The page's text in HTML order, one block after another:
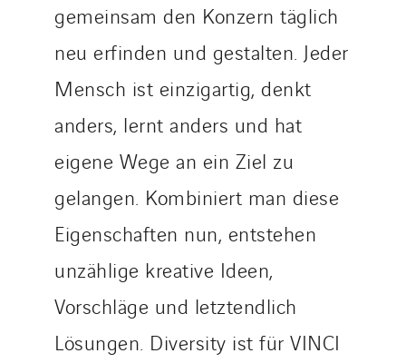
gemeinsam den Konzern täglich
neu erfinden und gestalten. Jeder
Mensch ist einzigartig, denkt
anders, lernt anders und hat
eigene Wege an ein Ziel zu
gelangen. Kombiniert man diese
Eigenschaften nun, entstehen
unzählige kreative Ideen,
Vorschläge und letztendlich
Lösungen. Diversity ist für VINCI
Tiab
Top Thermique
TranzCom
Tunzini Antilles
Tunzini Grand Ouest
Tunzini Maintenance Nucléaire
TUNZINI Nucléaire
Tunzini Paris
Tunzini Toulouse
Tunzini Troyes
Twyver